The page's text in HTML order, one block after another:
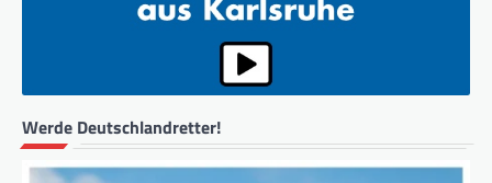
Werde Deutschlandretter!